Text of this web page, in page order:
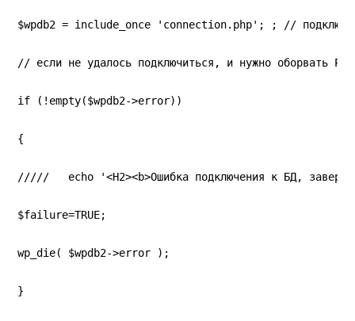
$wpdb2 = include_once 'connection.php'; ; //
// если не удалось подключиться, и нужно оборвать
if (!empty($wpdb2->error))
{
/////   echo '<H2><b>Ошибка подключения к БД,
$failure=TRUE;
wp_die( $wpdb2->error );
}